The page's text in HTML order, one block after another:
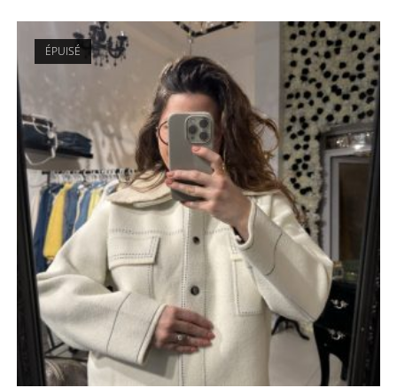
ÉPUISÉ